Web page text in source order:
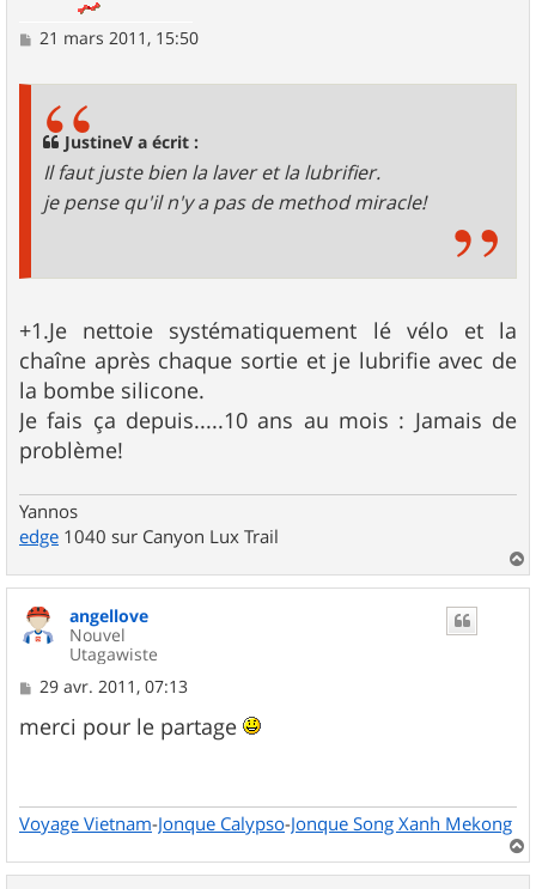
M
21 mars 2011, 15:50
JustineV a écrit :
Il faut juste bien la laver et la lubrifier.
je pense qu'il n'y a pas de method miracle!
+1.Je nettoie systématiquement lé vélo et la
chaîne après chaque sortie et je lubrifie avec de
la bombe silicone.
Je fais ça depuis.....10 ans au mois : Jamais de
problème!
Yannos
edge 1040 sur Canyon Lux Trail
a
angellove
Nouvel
Utagawiste
M
s
s
29 avr. 2011, 07:13
merci pour le partage
Voyage Vietnam-Jonque Calypso-Jonque Song Xanh Mekong
a